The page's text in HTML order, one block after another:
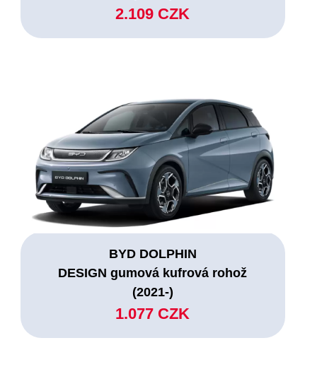
2.109 CZK
BYD DOLPHIN
DESIGN gumová kufrová rohož
(2021-)
1.077 CZK